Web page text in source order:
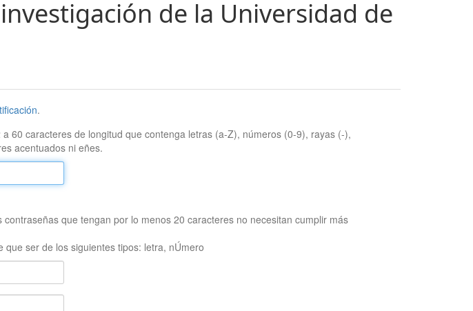
de la Universidad de
.
60 caracteres de longitud que contenga letras (a-Z), números (0-9), rayas (-),
acentuados ni eñes.
que tengan por lo menos 20 caracteres no necesitan cumplir más
que ser de los siguientes tipos: letra, nÚmero